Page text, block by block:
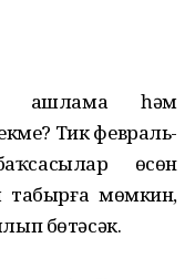
ашлама һәм
Тик февраль-
өсөн
табырға мөмкин,
бөтәсәк.